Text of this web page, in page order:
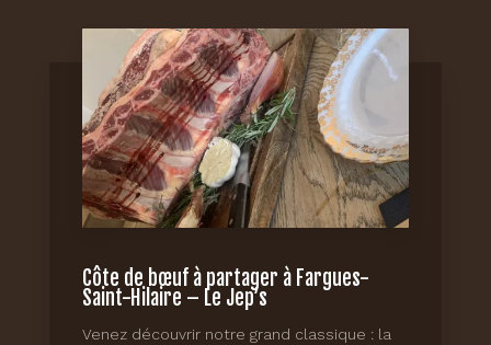
Côte de bœuf à partager à Fargues-
Saint-Hilaire – Le Jep’s
Venez découvrir notre grand classique : la